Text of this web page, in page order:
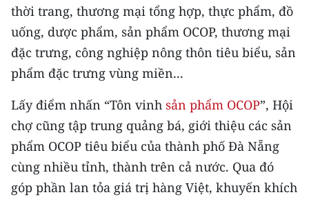
54 DÂN TỘC VIỆT NAM
CHƯƠNG TRÌNH OCOP - MỖI XÃ
MỘT SẢN PHẨM
RADIO
MEDIA CENTER
E-Magazine
thời trang, thương mại tổng hợp, thực phẩm, đồ
uống, dược phẩm, sản phẩm OCOP, thương mại
đặc trưng, công nghiệp nông thôn tiêu biểu, sản
phẩm đặc trưng vùng miền...
Lấy điểm nhấn “Tôn vinh sản phẩm OCOP”, Hội
chợ cũng tập trung quảng bá, giới thiệu các sản
phẩm OCOP tiêu biểu của thành phố Đà Nẵng
cùng nhiều tỉnh, thành trên cả nước. Qua đó
góp phần lan tỏa giá trị hàng Việt, khuyến khích